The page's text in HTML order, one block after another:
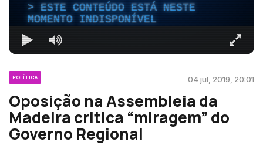
ESTE CONTEÚDO ESTÁ NESTE
MOMENTO INDISPONÍVEL
POLÍTICA 04 jul, 2019, 20:01
Oposição na Assembleia da
Madeira critica “miragem” do
Governo Regional